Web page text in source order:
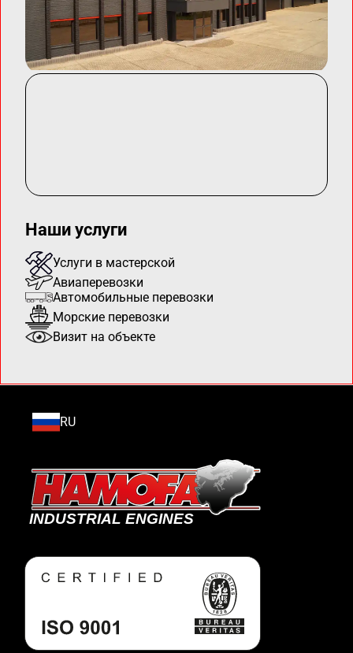
Наши услуги
Услуги в мастерской
Авиаперевозки
Автомобильные перевозки
Морские перевозки
Визит на объекте
RU